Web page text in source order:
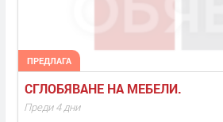
ПРЕДЛАГА
СГЛОБЯВАНЕ НА МЕБЕЛИ.
Преди 4 дни